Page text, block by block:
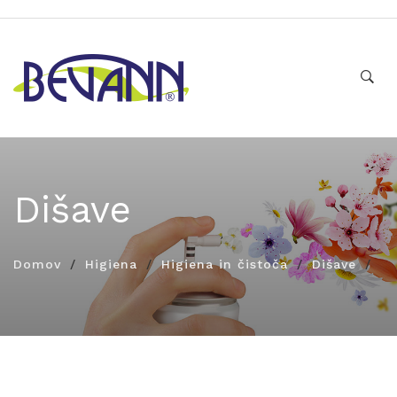
Dišave
Domov Higiena Higiena in čistoča Dišave